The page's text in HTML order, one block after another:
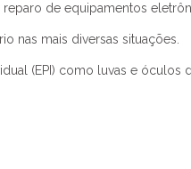
de equipamentos
nas mais diversas situações.
(EPI) como luvas e óculos